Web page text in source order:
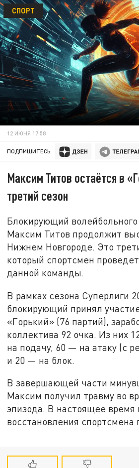
СПОРТ
12 ИЮНЯ 17:58
ПОДПИШИТЕСЬ:
Максим Титов остаётся в
третий сезон
Блокирующий
Максим Титов продолжит
Нижнем Новгороде. Это
который спортсмен
данной команды.
В рамках сезона Суперлиги
блокирующий принял
«Горький» (76 партий),
коллектива 92 очка. Из них
на подачу, 60 — на атаку (с
и 20 — на блок.
В завершающей части
Максим получил травму во
эпизода. В настоящее время
восстановления спортсмена